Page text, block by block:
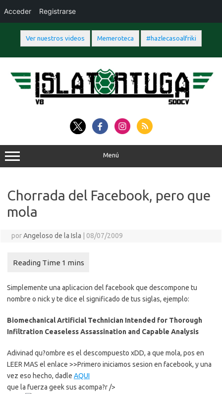
Ver nuestros videos Memeroteca #hazlecasoalfriki
contenido
Menú
Chorrada del Facebook, pero que
mola
porAngeloso de la Isla 08/07/2009
Simplemente una aplicacion del facebook que descompone tu
nombre o nick y te dice el significado de tus siglas, ejemplo:
Biomechanical Artificial Technician Intended for Thorough
Infiltration Ceaseless Assassination and Capable Analysis
Adivinad qu?ombre es el descompuesto xDD, a que mola, pos en
LEER MAS el enlace >>Primero iniciamos sesion en facebook, y una
vez eso hecho, dadle AQUI
que la fuerza geek sus acompa?r />
Acceder Registrarse